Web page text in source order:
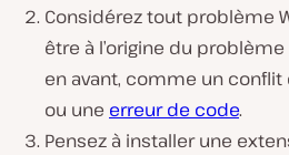
Considérez tout problème
être à l’origine du
en avant, comme un
ou une erreur de code.
Pensez à installer une